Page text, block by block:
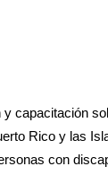
capacitación
Rico y las
con